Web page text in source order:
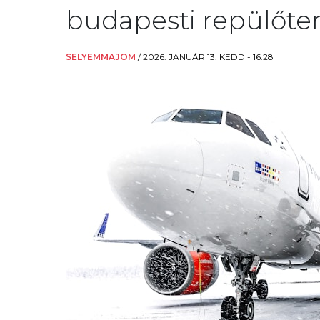
budapesti
SELYEMMAJOM /2026. JANUÁR 13. KEDD - 16:28